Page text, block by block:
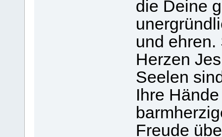
die Deine
und
Herzen
Seelen
Ihre
Freude